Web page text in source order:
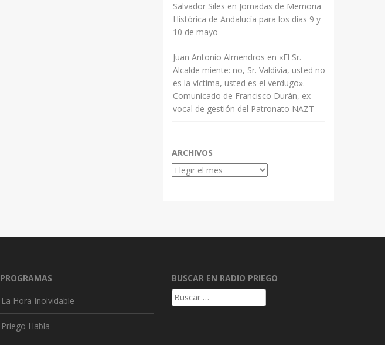
Salvador Siles en Jornadas de Memoria
Histórica de Andalucía para los días 9 y
10 de mayo
Juan Antonio Almendros en «El Sr.
Alcalde miente: no, Sr. Valdivia, usted no
es la víctima, usted es el verdugo».
Comunicado de Francisco Durán, ex-
vocal de gestión del Patronato NAZT
ARCHIVOS
Archivos
PROGRAMAS
La Hora Inolvidable
Priego Habla
BUSCAR EN RADIO PRIEGO
Buscar: